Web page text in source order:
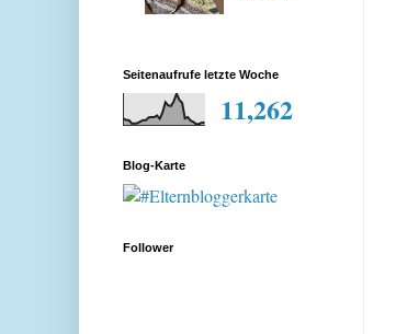
Seitenaufrufe letzte Woche
11,262
Blog-Karte
Follower